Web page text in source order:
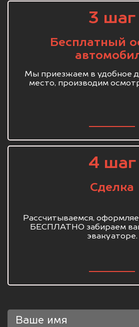
3 шаг
Бесплатный
Мы приезжаем в удобное
место, производим
4 шаг
Сделка
Рассчитываемся,
БЕСПЛАТНО забираем
эвакуаторе.